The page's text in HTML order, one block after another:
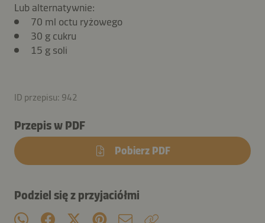
Lub alternatywnie:
70 ml octu ryżowego
30 g cukru
15 g soli
ID przepisu: 942
Przepis w PDF
Pobierz PDF
Podziel się z przyjaciółmi